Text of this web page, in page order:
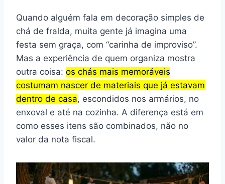
Quando alguém fala em decoração simples de
chá de fralda, muita gente já imagina uma
festa sem graça, com “carinha de improviso”.
Mas a experiência de quem organiza mostra
outra coisa: os chás mais memoráveis
costumam nascer de materiais que já estavam
dentro de casa, escondidos nos armários, no
enxoval e até na cozinha. A diferença está em
como esses itens são combinados, não no
valor da nota fiscal.